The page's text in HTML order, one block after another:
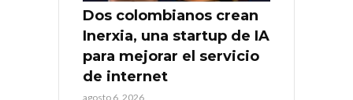
Dos colombianos crean
Inerxia, una startup de IA
para mejorar el servicio
de internet
agosto 6, 2026